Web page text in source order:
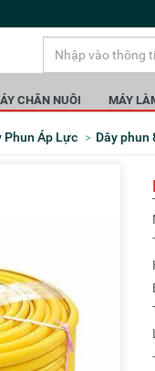
MÁY CHĂN NUÔI MÁY
Phun Áp Lực Dây